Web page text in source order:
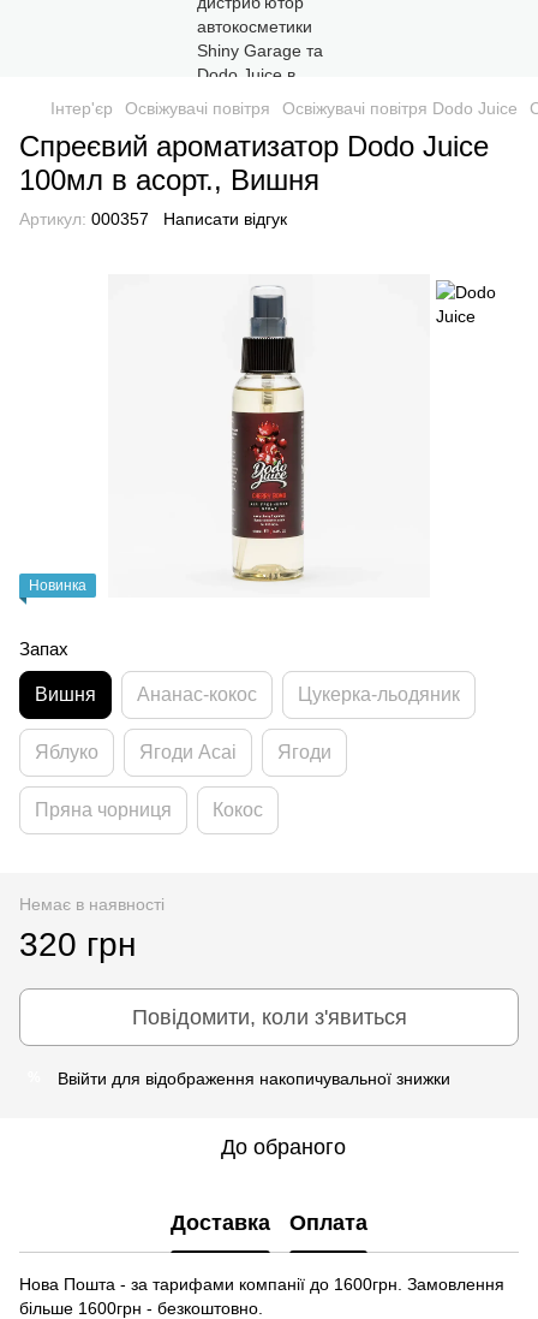
Інтер'єр Освіжувачі повітря Освіжувачі повітря Dodo Juice
Спреєвий ароматизатор Dodo Juice
100мл в асорт., Вишня
Артикул: 000357 Написати відгук
Новинка
Запах
Вишня Ананас-кокос Цукерка-льодяник
Яблуко Ягоди Асаі Ягоди
Пряна чорниця Кокос
Немає в наявності
320 грн
Повідомити, коли з'явиться
Ввійти для відображення накопичувальної знижки
До обраного
Доставка Оплата
Нова Пошта - за тарифами компанії до 1600грн. Замовлення
більше 1600грн - безкоштовно.